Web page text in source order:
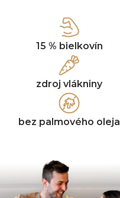
15 % bielkovín
zdroj vlákniny
bez palmového oleja